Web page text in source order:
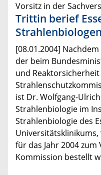
Vorsitz in der
Trittin berief
Strahlenbiologen
[08.01.2004]
der beim
und
ist Dr. Wolfgang-
Strahlenbiologie im
Strahlenbiologie des
für das Jahr 2004
Kommission bestellt